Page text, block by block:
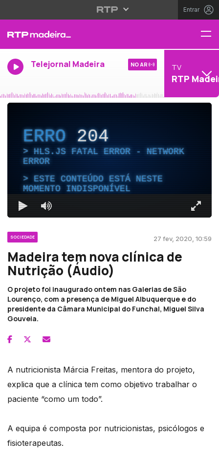
Entrar
Telejornal Madeira NO AR TV
RTP
ERRO204
HLS.JS FATAL ERROR - NETWORK
ERROR
ESTE CONTEÚDO ESTÁ NESTE
MOMENTO INDISPONÍVEL
SOCIEDADE 27 fev, 2020, 10:59
Madeira tem nova clínica de
Nutrição (Áudio)
O projeto foi inaugurado ontem nas Galerias de São
Lourenço, com a presença de Miguel Albuquerque e do
presidente da Câmara Municipal do Funchal, Miguel Silva
Gouveia.
A nutricionista Márcia Freitas, mentora do projeto,
explica que a clínica tem como objetivo trabalhar o
paciente “como um todo”.
A equipa é composta por nutricionistas, psicólogos e
fisioterapeutas.